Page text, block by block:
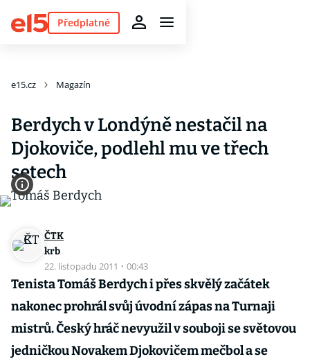
Předplatné
e15.cz Magazín
Berdych v Londýně nestačil na
Djokoviče, podlehl mu ve třech
setech
ČTK
krb
22. listopadu 2011 · 00:43
Tenista Tomáš Berdych i přes skvělý začátek
nakonec prohrál svůj úvodní zápas na Turnaji
mistrů. Český hráč nevyužil v souboji se světovou
jedničkou Novakem Djokovičem mečbol a se